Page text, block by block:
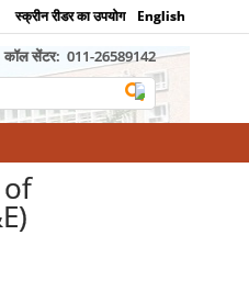
स्क्रीन रीडर का उपयोग English
कॉल सेंटर: 011-26589142